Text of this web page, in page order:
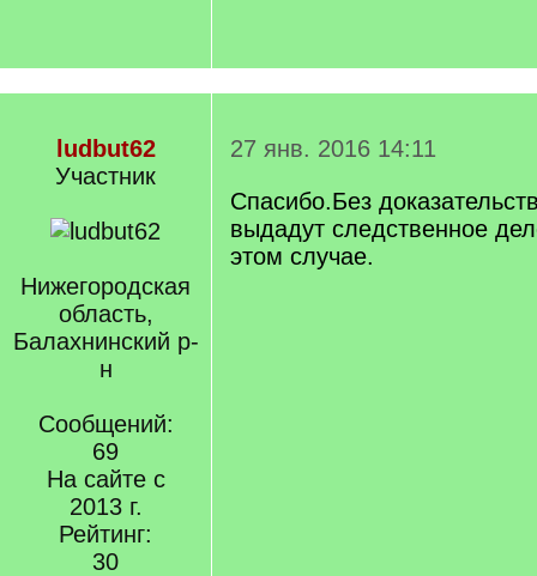
ludbut62
Участник
Нижегородская
область,
Балахнинский р-
н
Сообщений:
69
На сайте с
2013 г.
Рейтинг:
30
27 янв. 2016 14:11
Спасибо.Без
выдадут следственное
этом случае.